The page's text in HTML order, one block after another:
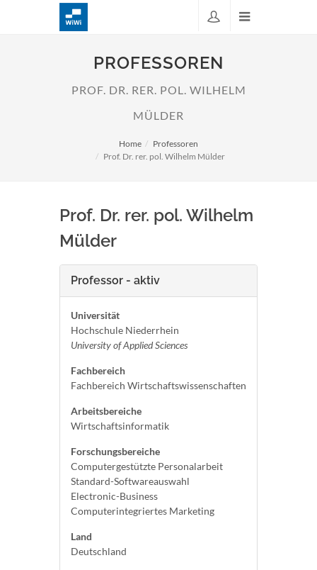
PROFESSOREN
PROF. DR. RER. POL. WILHELM
MÜLDER
Home
Professoren
Prof. Dr. rer. pol. Wilhelm Mülder
Prof. Dr. rer. pol. Wilhelm
Mülder
Professor - aktiv
Universität
Hochschule Niederrhein
University of Applied Sciences
Fachbereich
Fachbereich Wirtschaftswissenschaften
Arbeitsbereiche
Wirtschaftsinformatik
Forschungsbereiche
Computergestützte Personalarbeit
Standard-Softwareauswahl
Electronic-Business
Computerintegriertes Marketing
Land
Deutschland